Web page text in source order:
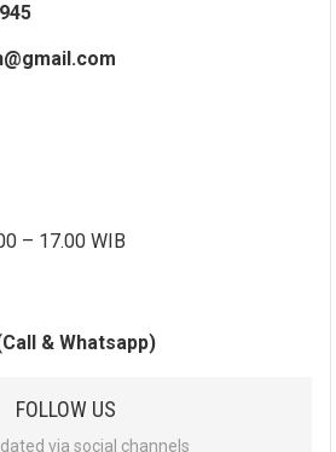
– 17.00 WIB
& Whatsapp)
FOLLOW US
via social channels